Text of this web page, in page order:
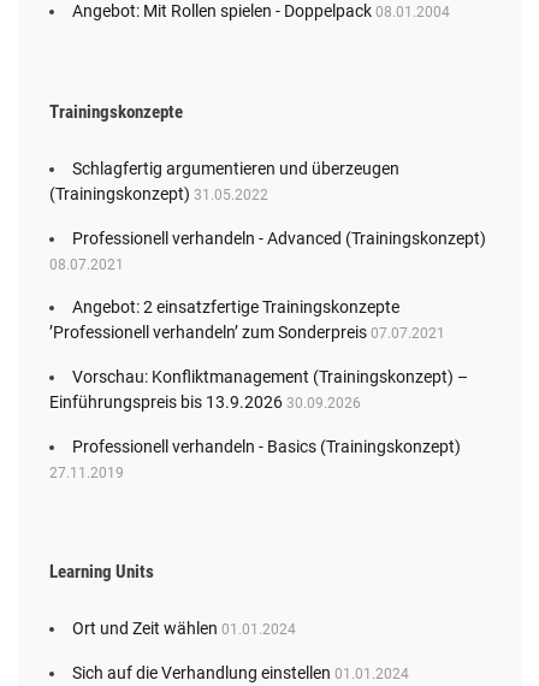
Angebot: Mit Rollen spielen - Doppelpack 08.01.2004
Trainingskonzepte
Schlagfertig argumentieren und überzeugen
(Trainingskonzept) 31.05.2022
Professionell verhandeln - Advanced (Trainingskonzept)
08.07.2021
Angebot: 2 einsatzfertige Trainingskonzepte
’Professionell verhandeln’ zum Sonderpreis 07.07.2021
Vorschau: Konfliktmanagement (Trainingskonzept) –
Einführungspreis bis 13.9.2026 30.09.2026
Professionell verhandeln - Basics (Trainingskonzept)
27.11.2019
Learning Units
Ort und Zeit wählen 01.01.2024
Sich auf die Verhandlung einstellen 01.01.2024